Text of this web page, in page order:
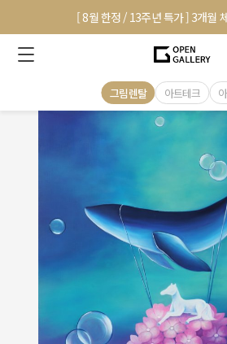
[ 8월 한정 / 13주년 특가 ] 3개월
그림렌탈 아트테크